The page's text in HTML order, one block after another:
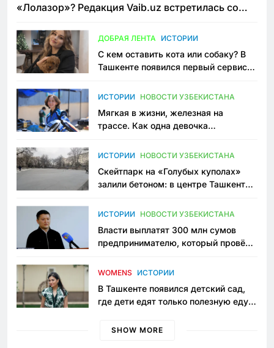
«Лолазор»? Редакция Vaib.uz встретилась со
ДОБРАЯ ЛЕНТА ИСТОРИИ
С кем оставить кота или собаку? В
Ташкенте появился первый сервис
ИСТОРИИ НОВОСТИ УЗБЕКИСТАНА
Мягкая в жизни, железная на
трассе. Как одна девочка
Узбекистане
ИСТОРИИ НОВОСТИ УЗБЕКИСТАНА
Скейтпарк на «Голубых куполах»
залили бетоном: в центре Ташкента
пространство
ИСТОРИИ НОВОСТИ УЗБЕКИСТАНА
Власти выплатят 300 млн сумов
предпринимателю, который провёл
приговору
WOMENS ИСТОРИИ
В Ташкенте появился детский сад,
где дети едят только полезную еду.
просить «кашу без сахара»
SHOW MORE